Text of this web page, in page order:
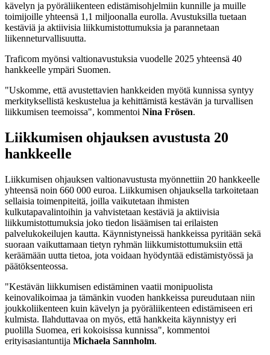
kävelyn ja pyöräliikenteen edistämisohjelmiin kunnille ja muille
toimijoille yhteensä 1,1 miljoonalla eurolla. Avustuksilla tuetaan
kestäviä ja aktiivisia liikkumistottumuksia ja parannetaan
liikenneturvallisuutta.
Traficom myönsi valtionavustuksia vuodelle 2025 yhteensä 40
hankkeelle ympäri Suomen.
"Uskomme, että avustettavien hankkeiden myötä kunnissa syntyy
merkityksellistä keskustelua ja kehittämistä kestävän ja turvallisen
liikkumisen teemoissa", kommentoi Nina Frösen.
Liikkumisen ohjauksen avustusta 20
hankkeelle
Liikkumisen ohjauksen valtionavustusta myönnettiin 20 hankkeelle
yhteensä noin 660 000 euroa. Liikkumisen ohjauksella tarkoitetaan
sellaisia toimenpiteitä, joilla vaikutetaan ihmisten
kulkutapavalintoihin ja vahvistetaan kestäviä ja aktiivisia
liikkumistottumuksia joko tiedon lisäämisen tai erilaisten
palvelukokeilujen kautta. Käynnistyneissä hankkeissa pyritään sekä
suoraan vaikuttamaan tietyn ryhmän liikkumistottumuksiin että
keräämään uutta tietoa, jota voidaan hyödyntää edistämistyössä ja
päätöksenteossa.
"Kestävän liikkumisen edistäminen vaatii monipuolista
keinovalikoimaa ja tämänkin vuoden hankkeissa pureudutaan niin
joukkoliikenteen kuin kävelyn ja pyöräliikenteen edistämiseen eri
kulmista. Ilahduttavaa on myös, että hankkeita käynnistyy eri
puolilla Suomea, eri kokoisissa kunnissa", kommentoi
erityisasiantuntija Michaela Sannholm.